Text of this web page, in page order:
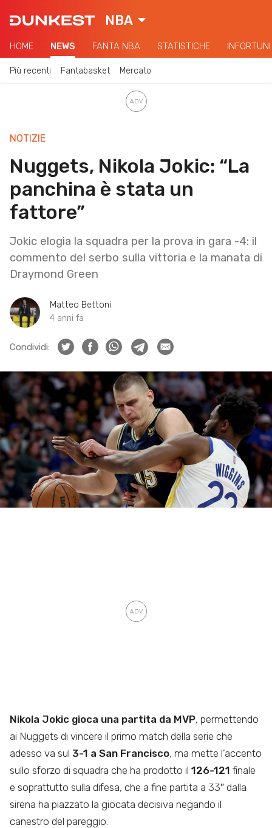
NBA
HOME NEWS FANTA NBA STATISTICHE INFORTUNI
Più recenti Fantabasket Mercato
NOTIZIE
Nuggets, Nikola Jokic: “La
panchina è stata un
fattore”
Jokic elogia la squadra per la prova in gara -4: il
commento del serbo sulla vittoria e la manata di
Draymond Green
Matteo Bettoni
4 anni fa
Condividi:
Nikola Jokic gioca una partita da MVP, permettendo
ai Nuggets di vincere il primo match della serie che
adesso va sul 3-1 a San Francisco, ma mette l’accento
sullo sforzo di squadra che ha prodotto il 126-121 finale
e soprattutto sulla difesa, che a fine partita a 33″ dalla
sirena ha piazzato la giocata decisiva negando il
canestro del pareggio.